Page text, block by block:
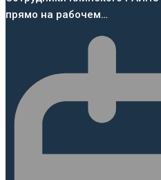
прямо на рабочем…